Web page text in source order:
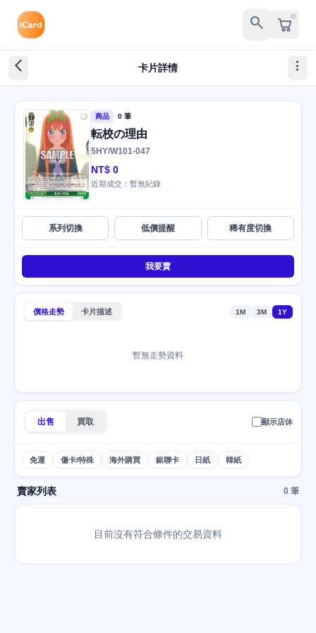
search
arrow_back_ios_new 卡片詳情 more_vert
商品 0 筆
転校の理由
5HY/W101-047
NT$ 0
近期成交：暫無紀錄
系列切換 低價提醒 稀有度切換
我要賣
價格走勢 卡片描述 1M 3M 1Y
暫無走勢資料
出售 買取 顯示店休
免運 傷卡/特殊 海外購買 銀聯卡 日紙 韓紙
賣家列表 0 筆
目前沒有符合條件的交易資料